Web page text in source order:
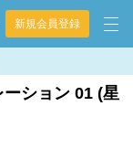
新規会員登録
ション 01 (星